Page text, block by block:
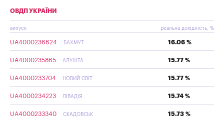
ОВДП УКРАЇНИ
випуск реальна дохідність, %
UA4000236624 БАХМУТ 16.06 %
UA4000235865 АЛУШТА 15.77 %
UA4000233704 НОВИЙ СВІТ 15.77 %
UA4000234223 ЛІВАДІЯ 15.74 %
UA4000233340 СКАДОВСЬК 15.73 %